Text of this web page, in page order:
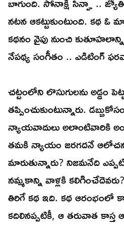
నటన ఆకట్టుకుంటుంది. కథ
కథనం వైపు నుంచి
నేపథ్య సంగీతం .. ఎడిటింగ్
చట్టంలోని లొసుగులను అడ్డం
తప్పించుకుంటున్నారు.
న్యాయవాదులు అలాంటివారికి
తమకి న్యాయం జరగదనే
మారుతున్నారు? నిజమనేది
నమ్మకాన్ని వాళ్లకి
తిరిగే కథ ఇది. కథ ఆరంభంలో
కదిలినప్పటికీ, ఆ తరువాత కాస్త